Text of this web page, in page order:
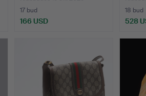
17 bud
166 USD
18 bud
528